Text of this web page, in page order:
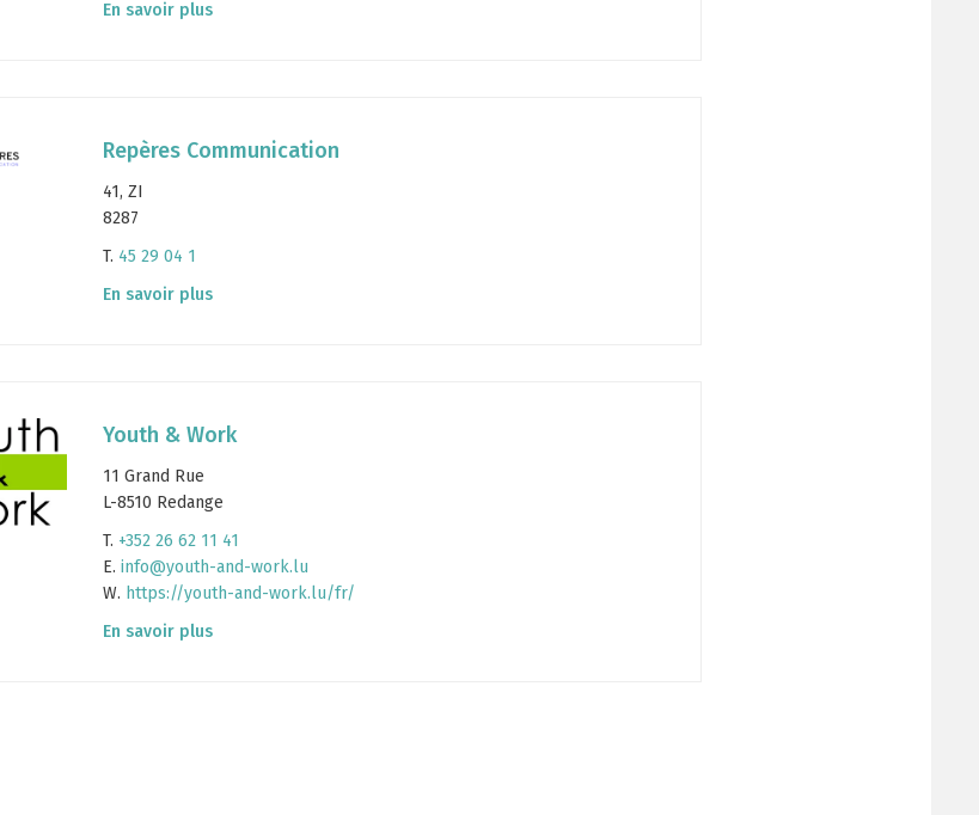
En savoir plus
Repères Communication
41, ZI
8287
T. 45 29 04 1
En savoir plus
Youth & Work
11 Grand Rue
L-8510 Redange
T. +352 26 62 11 41
E. info@youth-and-work.lu
W. https://youth-and-work.lu/fr/
En savoir plus